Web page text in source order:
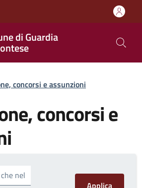
di Guardia
concorsi e assunzioni
concorsi e
nel